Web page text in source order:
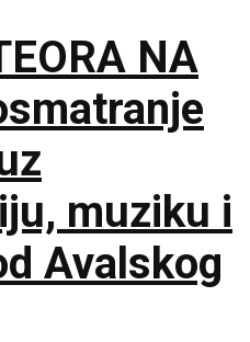
NA
muziku i
Avalskog